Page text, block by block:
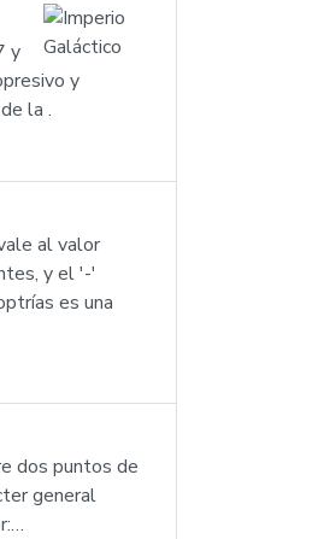
y
y
la .
al valor
y el '-'
es una
dos puntos de
general